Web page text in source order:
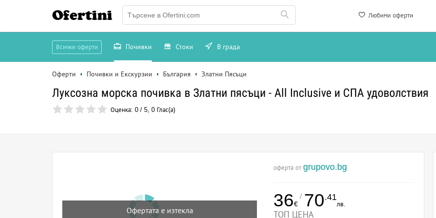
Любими оферти
Ofertini
Всички оферти Почивки Стоки В града
Оферти Почивки и Екскурзии България Златни Пясъци
Луксозна морска почивка в Златни пясъци - All Inclusive и СПА удоволствия
Оценка: 0 / 5, 0 Глас(а)
Офертата е изтекла
оферта от grupovo.bg
36€
/ 70.41
лв.
ТОП ЦЕНА